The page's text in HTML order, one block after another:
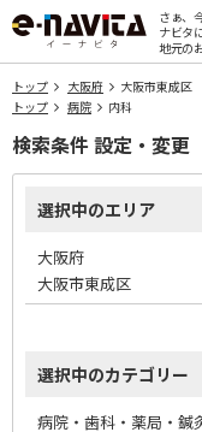
さぁ、
ナビタ
地元の
トップ 大阪府
大阪市東成区
トップ
病院 内科
検索条件 設定・変更
選択中のエリア
大阪府
大阪市東成区
選択中のカテゴリー
病院・歯科・薬局・鍼